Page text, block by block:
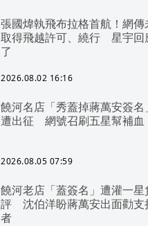
張國煒執飛布拉格首航！網傳
取得飛越許可、繞行 星宇回
了
2026.08.02 16:16
饒河名店「秀蓋掉蔣萬安簽名
遭出征 網號召刷五星幫補血
2026.08.05 07:59
饒河老店「蓋簽名」遭灌一星
評 沈伯洋盼蔣萬安出面勸支
者